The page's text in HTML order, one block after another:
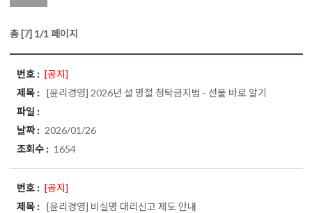
총 [7] 1/1 페이지
[공지]
[윤리경영] 2026년 설 명절 청탁금지법 - 선물 바로 알기
2026/01/26
1654
[공지]
[윤리경영] 비실명 대리신고 제도 안내